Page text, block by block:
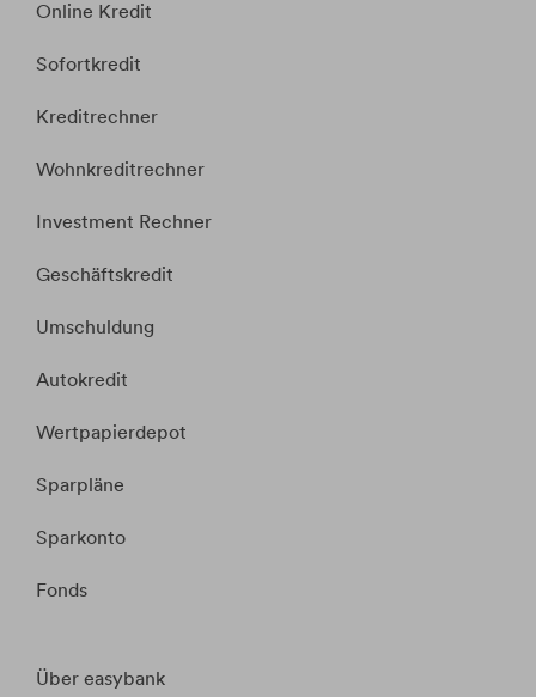
Online Kredit
Sofortkredit
Kreditrechner
Wohnkreditrechner
Investment Rechner
Geschäftskredit
Umschuldung
Autokredit
Wertpapierdepot
Sparpläne
Sparkonto
Fonds
Über easybank